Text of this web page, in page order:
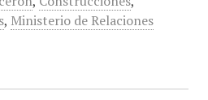
, Ministerio de Relaciones